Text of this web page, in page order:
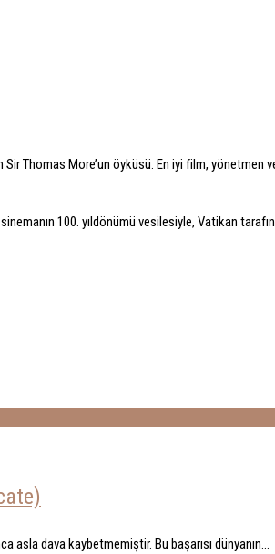
Thomas More’un öyküsü. En iyi film,
100. yıldönümü vesilesiyle, Vatikan
asla dava kaybetmemiştir. Bu başarısı dünyanın...